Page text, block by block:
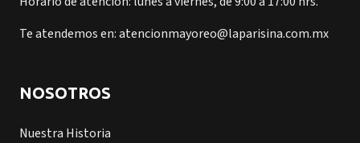
Te atendemos en: atencionmayoreo@laparisina.com.mx
NOSOTROS
Nuestra Historia